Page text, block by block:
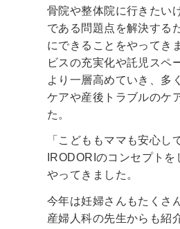
骨院や整体院に行きたい
である問題点を解決する
にできることをやってき
ビスの充実化や託児スペ
より一層高めていき、多
ケアや産後トラブルのケ
た。
「こどももママも安心し
IRODORIのコンセプト
やってきました。
今年は妊婦さんもたくさ
産婦人科の先生からも紹